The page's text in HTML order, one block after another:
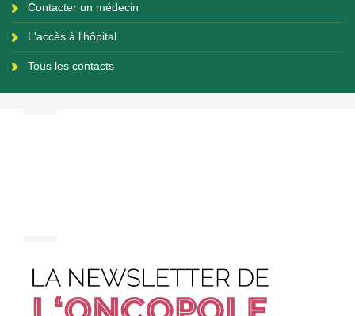
Contacter un médecin
L'accès à l'hôpital
Tous les contacts